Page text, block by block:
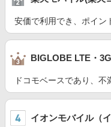
安価で利用でき、ポイン
BIGLOBE LTE・
ドコモベースであり、不
イオンモバイル（